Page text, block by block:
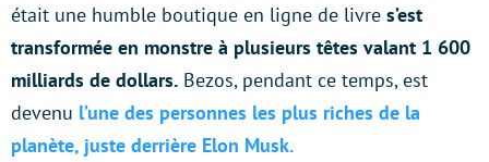
était une humble boutique en ligne de livre s’est
transformée en monstre à plusieurs têtes valant 1 600
milliards de dollars. Bezos, pendant ce temps, est
devenu l’une des personnes les plus riches de la
planète, juste derrière Elon Musk.